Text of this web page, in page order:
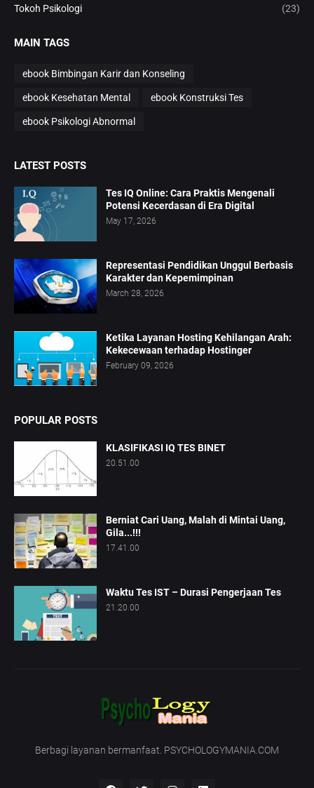
Tokoh Psikologi (23)
MAIN TAGS
ebook Bimbingan Karir dan Konseling
ebook Kesehatan Mental ebook Konstruksi Tes
ebook Psikologi Abnormal
LATEST POSTS
Tes IQ Online: Cara Praktis Mengenali
Potensi Kecerdasan di Era Digital
May 17, 2026
Representasi Pendidikan Unggul Berbasis
Karakter dan Kepemimpinan
March 28, 2026
Ketika Layanan Hosting Kehilangan Arah:
Kekecewaan terhadap Hostinger
February 09, 2026
POPULAR POSTS
KLASIFIKASI IQ TES BINET
20.51.00
Berniat Cari Uang, Malah di Mintai Uang,
Gila...!!!
17.41.00
Waktu Tes IST – Durasi Pengerjaan Tes
21.20.00
Berbagi layanan bermanfaat. PSYCHOLOGYMANIA.COM